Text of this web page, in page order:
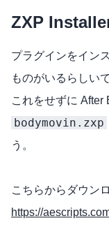
ZXP
プラグインをイン
ものがいるらしいで
これをせずに After
bodymovin.zxp
う。
こちらからダウン
https://